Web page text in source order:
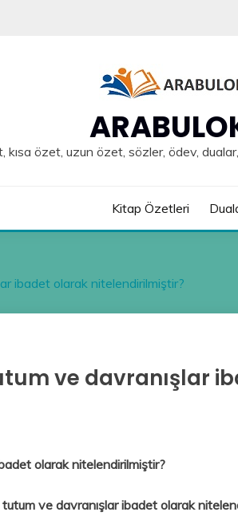
özet, uzun özet, sözler, ödev,
Kitap Özetleri
ibadet olarak nitelendirilmiştir?
ve davranışlar
olarak nitelendirilmiştir?
ve davranışlar ibadet olarak